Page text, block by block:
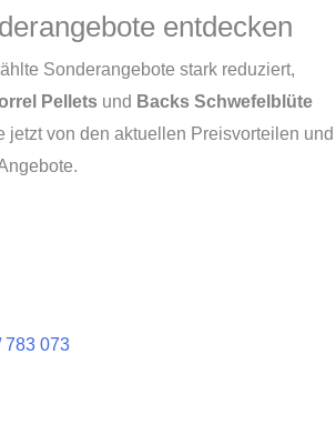
entdecken
Sonderangebote stark reduziert,
Pellets und Backs Schwefelblüte
jetzt von den aktuellen Preisvorteilen und
783 073